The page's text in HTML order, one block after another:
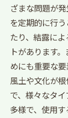
ざまな問題が
を定期的に行
たり、結露に
トがあります
めにも重要な
風土や文化が
で、様々なタ
多様で、使用